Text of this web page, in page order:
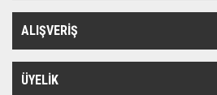
ALIŞVERİŞ
ÜYELİK